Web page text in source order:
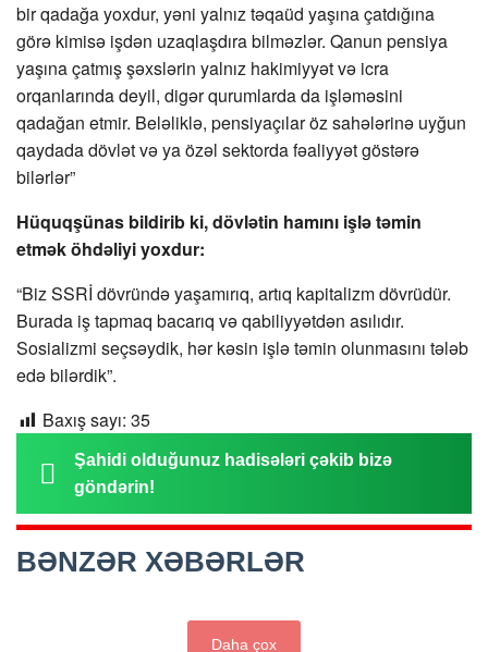
bir qadağa yoxdur, yəni yalnız təqaüd yaşına çatdığına
görə kimisə işdən uzaqlaşdıra bilməzlər. Qanun pensiya
yaşına çatmış şəxslərin yalnız hakimiyyət və icra
orqanlarında deyil, digər qurumlarda da işləməsini
qadağan etmir. Beləliklə, pensiyaçılar öz sahələrinə uyğun
qaydada dövlət və ya özəl sektorda fəaliyyət göstərə
bilərlər”
Hüquqşünas bildirib ki, dövlətin hamını işlə təmin
etmək öhdəliyi yoxdur:
“Biz SSRİ dövründə yaşamırıq, artıq kapitalizm dövrüdür.
Burada iş tapmaq bacarıq və qabiliyyətdən asılıdır.
Sosializmi seçsəydik, hər kəsin işlə təmin olunmasını tələb
edə bilərdik”.
Baxış sayı: 35
Şahidi olduğunuz hadisələri çəkib bizə
göndərin!
BƏNZƏR XƏBƏRLƏR
Daha çox